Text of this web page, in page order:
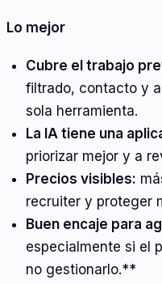
Lo mejor
Cubre el trabajo
filtrado, contacto y
sola herramienta.
La IA tiene una
priorizar mejor y a
Precios visibles:
recruiter y proteger
Buen encaje para
especialmente si el
no gestionarlo.**